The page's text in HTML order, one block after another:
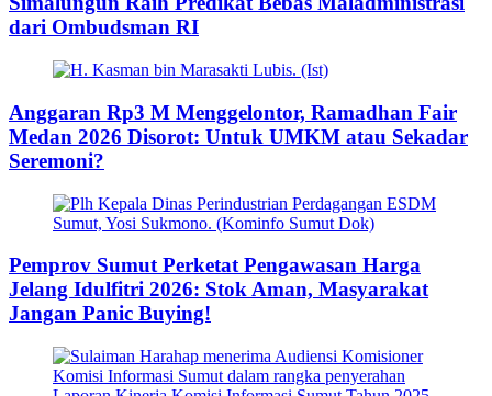
dari Ombudsman RI
Anggaran Rp3 M Menggelontor, Ramadhan Fair
Medan 2026 Disorot: Untuk UMKM atau Sekadar
Seremoni?
Pemprov Sumut Perketat Pengawasan Harga
Jelang Idulfitri 2026: Stok Aman, Masyarakat
Jangan Panic Buying!